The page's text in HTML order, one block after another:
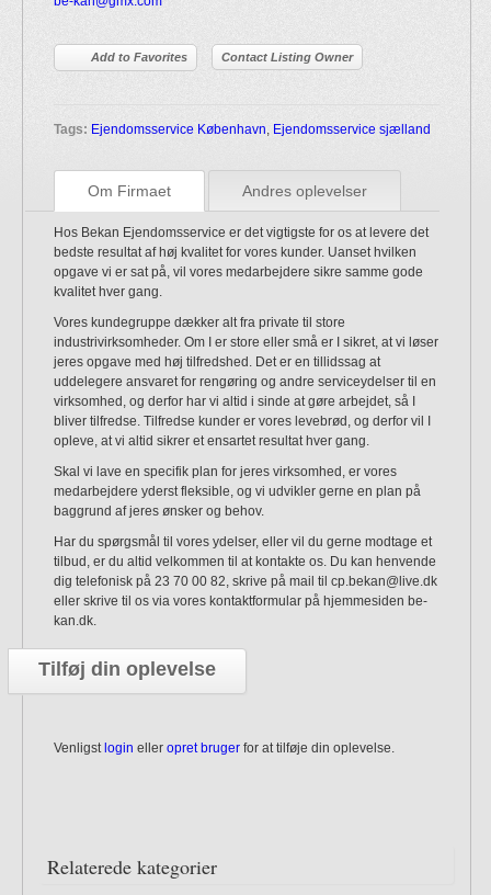
Add to Favorites Contact Listing Owner
Tags: Ejendomsservice København, Ejendomsservice sjælland
Om Firmaet Andres oplevelser
Hos Bekan Ejendomsservice er det vigtigste for os at levere det
bedste resultat af høj kvalitet for vores kunder. Uanset hvilken
opgave vi er sat på, vil vores medarbejdere sikre samme gode
kvalitet hver gang.
Vores kundegruppe dækker alt fra private til store
industrivirksomheder. Om I er store eller små er I sikret, at vi løser
jeres opgave med høj tilfredshed. Det er en tillidssag at
uddelegere ansvaret for rengøring og andre serviceydelser til en
virksomhed, og derfor har vi altid i sinde at gøre arbejdet, så I
bliver tilfredse. Tilfredse kunder er vores levebrød, og derfor vil I
opleve, at vi altid sikrer et ensartet resultat hver gang.
Skal vi lave en specifik plan for jeres virksomhed, er vores
medarbejdere yderst fleksible, og vi udvikler gerne en plan på
baggrund af jeres ønsker og behov.
Har du spørgsmål til vores ydelser, eller vil du gerne modtage et
tilbud, er du altid velkommen til at kontakte os. Du kan henvende
dig telefonisk på 23 70 00 82, skrive på mail til cp.bekan@live.dk
eller skrive til os via vores kontaktformular på hjemmesiden be-
kan.dk.
Tilføj din oplevelse
Venligst login eller opret bruger for at tilføje din oplevelse.
Relaterede kategorier